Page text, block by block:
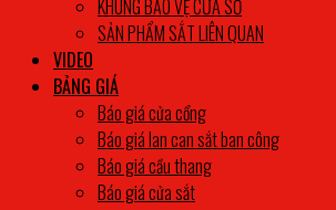
KHUNG BẢO VỆ CỬA SỔ
SẢN PHẨM SẮT LIÊN QUAN
VIDEO
BẢNG GIÁ
Báo giá cửa cổng
Báo giá lan can sắt ban công
Báo giá cầu thang
Báo giá cửa sắt